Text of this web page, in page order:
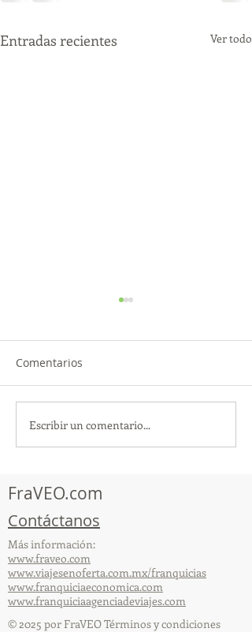
Entradas recientes Ver todo
TourTravelynByFraveo
participó en la
Comentarios
Escribir un comentario...
FraVEO.com
Contáctanos
Más información:
www.fraveo.com
www.viajesenoferta.com.mx/franquicias
www.franquiciaeconomica.com
www.franquiciaagenciadeviajes.com
© 2025 por FraVEO Términos y condiciones